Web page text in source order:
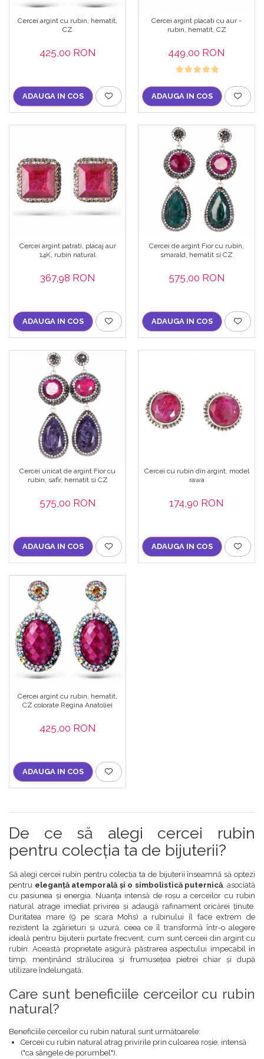
Bijuterii onix
Bijuterii piatra soarelui
Bijuterii safir
Bijuterii sidef si abalone
Bijuterii smarald
Bijuterii sodalit
Bijuterii tanzanit
Bijuterii turcoaz
Bijuterii morganit
Cercei argint cu rubin, hematit,
CZ
425,00 RON
ADAUGA IN COS
Cercei argint placati cu aur -
rubin, hematit, CZ
449,00 RON
ADAUGA IN COS
Cercei argint patrati, placaj aur
14K, rubin natural
367,98 RON
ADAUGA IN COS
Cercei de argint Fior cu rubin,
smarald, hematit si CZ
575,00 RON
ADAUGA IN COS
Cercei unicat de argint Fior cu
rubin, safir, hematit si CZ
575,00 RON
ADAUGA IN COS
Cercei cu rubin din argint, model
rawa
174,90 RON
ADAUGA IN COS
Cercei argint cu rubin, hematit,
CZ colorate Regina Anatoliei
425,00 RON
ADAUGA IN COS
De ce să alegi cercei rubin
pentru colecția ta de bijuterii?
Să alegi cercei rubin pentru colecția ta de bijuterii înseamnă să optezi
pentru eleganță atemporală și o simbolistică puternică , asociată
cu pasiunea și energia. Nuanța intensă de roșu a cerceilor cu rubin
natural atrage imediat privirea și adaugă rafinament oricărei ținute.
Duritatea mare (9 pe scara Mohs) a rubinului îl face extrem de
rezistent la zgârieturi și uzură, ceea ce îl transformă într-o alegere
ideală pentru bijuterii purtate frecvent, cum sunt cerceii din argint cu
rubin. Această proprietate asigură păstrarea aspectului impecabil în
timp, menținând strălucirea și frumusețea pietrei chiar și după
utilizare îndelungată.
Care sunt beneficiile cerceilor cu rubin
natural?
Beneficiile cerceilor cu rubin natural sunt următoarele:
Cerceii cu rubin natural atrag privirile prin culoarea roșie, intensă
("ca sângele de porumbel").